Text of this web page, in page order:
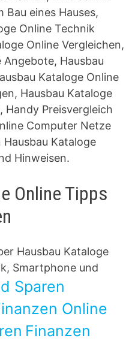
eines Hauses,
Online Technik
Online Vergleichen,
Angebote, Hausbau
Kataloge Online
Hausbau Kataloge
Handy Preisvergleich
Computer Netze
Hausbau Kataloge
Hinweisen.
Online Tipps
Hausbau Kataloge
Smartphone und
Sparen
Online
Finanzen